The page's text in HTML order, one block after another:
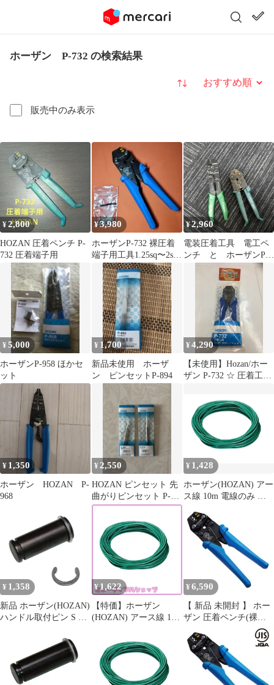
ホーザン P-732 の検索結果
販売中のみ表示
並び替え
¥2,800
HOZAN 圧着ペンチ P-
732 圧着端子用
¥3,980
ホーザンP-732 裸圧着
端子用工具1.25sq〜2sq
対応 新型グリップ
¥2,960
電装圧着工具 電工ペ
ンチ と ホーザンP-
732 裸圧着端子用ペン
¥5,000
ホーザンP-958 ほかセ
ット
¥ 1,700
新品未使用 ホーザ
ン ピンセットP-894
¥4,290
【未使用】Hozan/ホー
ザン P-732 ☆ 圧着工具
リーブB・P用
[IT_KXAL8][知立]
[M04]
¥ 1,350
ホーザン HOZAN P-
968
¥2,550
HOZAN ピンセット 先
曲がりピンセット P-
878 P-882 ホーザン
¥ 1,428
ホーザン(HOZAN) アー
ス線 10m 電線のみ 各
アース線の自作に VSF
1.25sq F-127-3
¥ 1,358
新品 ホーザン(HOZAN)
ハンドル取付ピン S 適
707/715/722/732/736/737
¥1,622
【特価】ホーザン
(HOZAN) アース線 10m
み合わせてアース線の
自作に VSF 1.25sq F-
127-3
¥ 6,590
【 新品 未開封 】 ホー
ザン 圧着ペンチ(裸圧
着端子･裸圧着スリーブ
用) P732 未使用 送料無
料